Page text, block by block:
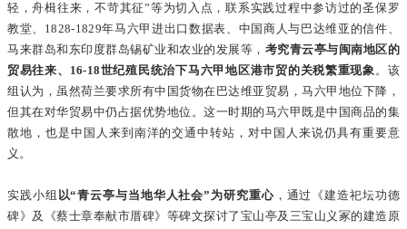
轻，舟楫往来，不苛其征”等为切入点，联系实践过程中参访过的圣保罗
教堂、1828-1829年马六甲进出口数据表、中国商人与巴达维亚的信件、
马来群岛和东印度群岛锡矿业和农业的发展等， 考究青云亭与闽南地区的
贸易往来、16-18世纪殖民统治下马六甲地区港市贸的关税繁重现象。该
组认为，虽然荷兰要求所有中国货物在巴达维亚贸易，马六甲地位下降，
但其在对华贸易中仍占据优势地位。这一时期的马六甲既是中国商品的集
散地，也是中国人来到南洋的交通中转站，对中国人来说仍具有重要意
义。
实践小组 以“青云亭与当地华人社会”为研究重心，通过《建造祀坛功德
碑》及《蔡士章奉献市厝碑》等碑文探讨了宝山亭及三宝山义冢的建造原